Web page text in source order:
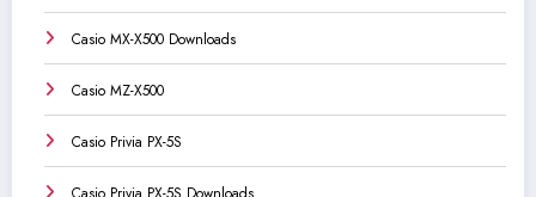
Casio MX-X500 Downloads
Casio MZ-X500
Casio Privia PX-5S